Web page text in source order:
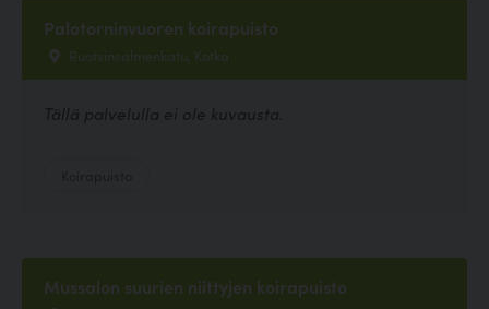
Palotorninvuoren koirapuisto
Ruotsinsalmenkatu, Kotka
Tällä palvelulla ei ole kuvausta.
Mussalon suurien niittyjen koirapuisto